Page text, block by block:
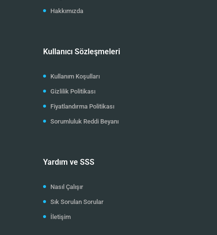
Hakkımızda
Kullanıcı Sözleşmeleri
Kullanım Koşulları
Gizlilik Politikası
Fiyatlandırma Politikası
Sorumluluk Reddi Beyanı
Yardım ve SSS
Nasıl Çalışır
Sık Sorulan Sorular
İletişim